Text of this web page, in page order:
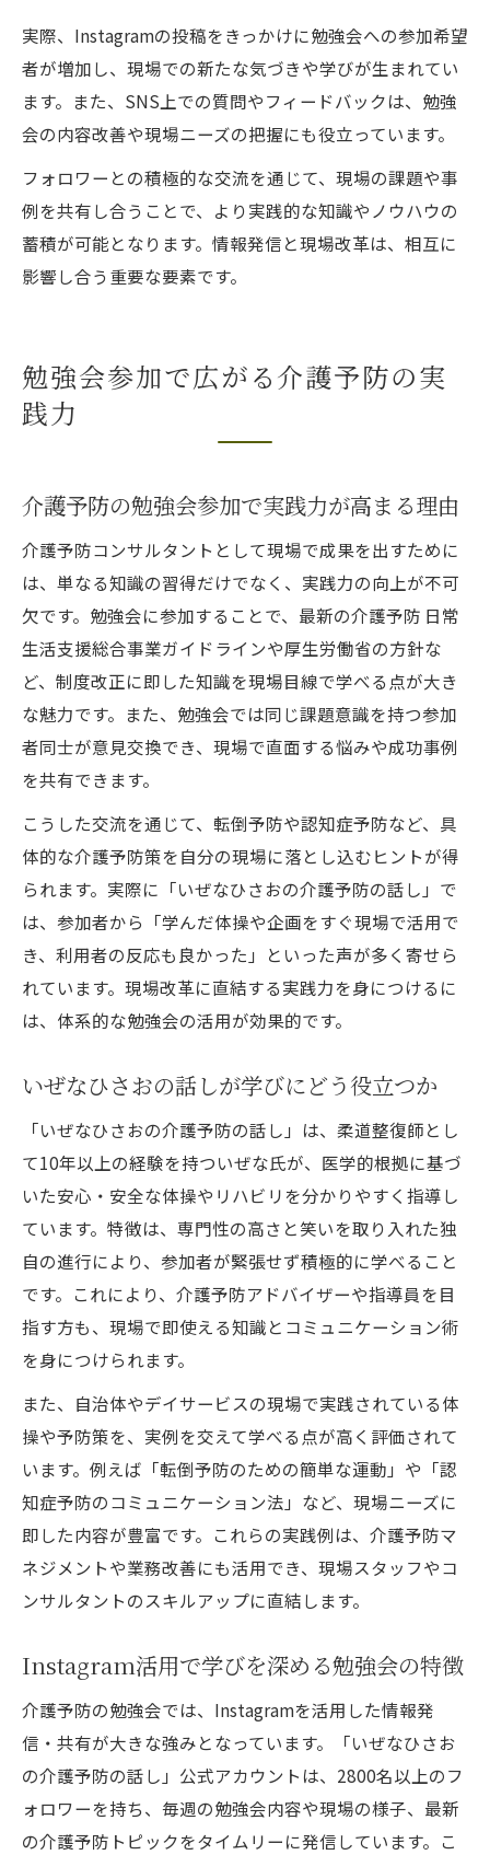
実際、Instagramの投稿をきっかけに勉強会への参加希望
者が増加し、現場での新たな気づきや学びが生まれてい
ます。また、SNS上での質問やフィードバックは、勉強
会の内容改善や現場ニーズの把握にも役立っています。
フォロワーとの積極的な交流を通じて、現場の課題や事
例を共有し合うことで、より実践的な知識やノウハウの
蓄積が可能となります。情報発信と現場改革は、相互に
影響し合う重要な要素です。
勉強会参加で広がる介護予防の実
践力
介護予防の勉強会参加で実践力が高まる理由
介護予防コンサルタントとして現場で成果を出すために
は、単なる知識の習得だけでなく、実践力の向上が不可
欠です。勉強会に参加することで、最新の介護予防 日常
生活支援総合事業ガイドラインや厚生労働省の方針な
ど、制度改正に即した知識を現場目線で学べる点が大き
な魅力です。また、勉強会では同じ課題意識を持つ参加
者同士が意見交換でき、現場で直面する悩みや成功事例
を共有できます。
こうした交流を通じて、転倒予防や認知症予防など、具
体的な介護予防策を自分の現場に落とし込むヒントが得
られます。実際に「いぜなひさおの介護予防の話し」で
は、参加者から「学んだ体操や企画をすぐ現場で活用で
き、利用者の反応も良かった」といった声が多く寄せら
れています。現場改革に直結する実践力を身につけるに
は、体系的な勉強会の活用が効果的です。
いぜなひさおの話しが学びにどう役立つか
「いぜなひさおの介護予防の話し」は、柔道整復師とし
て10年以上の経験を持ついぜな氏が、医学的根拠に基づ
いた安心・安全な体操やリハビリを分かりやすく指導し
ています。特徴は、専門性の高さと笑いを取り入れた独
自の進行により、参加者が緊張せず積極的に学べること
です。これにより、介護予防アドバイザーや指導員を目
指す方も、現場で即使える知識とコミュニケーション術
を身につけられます。
また、自治体やデイサービスの現場で実践されている体
操や予防策を、実例を交えて学べる点が高く評価されて
います。例えば「転倒予防のための簡単な運動」や「認
知症予防のコミュニケーション法」など、現場ニーズに
即した内容が豊富です。これらの実践例は、介護予防マ
ネジメントや業務改善にも活用でき、現場スタッフやコ
ンサルタントのスキルアップに直結します。
Instagram活用で学びを深める勉強会の特徴
介護予防の勉強会では、Instagramを活用した情報発
信・共有が大きな強みとなっています。「いぜなひさお
の介護予防の話し」公式アカウントは、2800名以上のフ
ォロワーを持ち、毎週の勉強会内容や現場の様子、最新
の介護予防トピックをタイムリーに発信しています。こ